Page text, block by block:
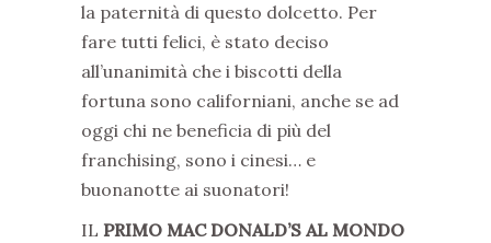
la paternità di questo dolcetto. Per
fare tutti felici, è stato deciso
all’unanimità che i biscotti della
fortuna sono californiani, anche se ad
oggi chi ne beneficia di più del
franchising, sono i cinesi… e
buonanotte ai suonatori!
IL PRIMO MAC DONALD’S AL MONDO